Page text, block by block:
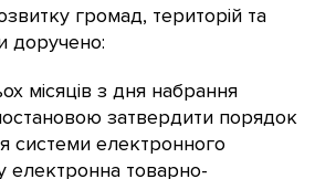
громад, територій та
доручено:
місяців з дня набрання
затвердити порядок
системи електронного
електронна товарно-